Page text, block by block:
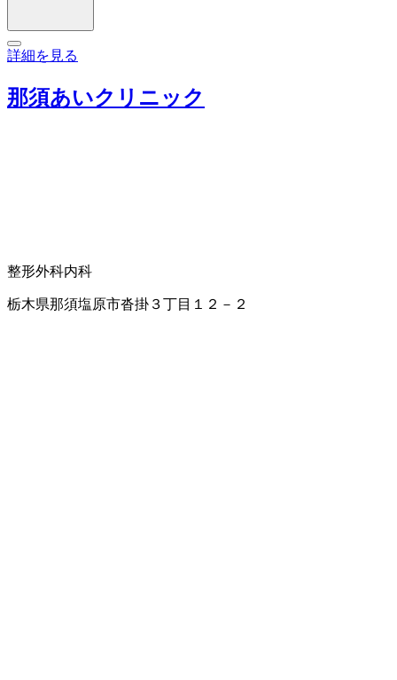
詳細を見る
那須あいクリニック
整形外科内科
栃木県那須塩原市沓掛３丁目１２－２